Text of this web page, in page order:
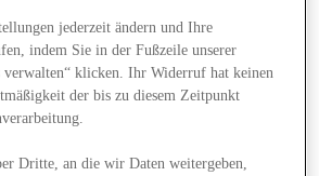
jederzeit ändern und Ihre
indem Sie in der Fußzeile unserer
verwalten“ klicken. Ihr Widerruf hat keinen
der bis zu diesem Zeitpunkt
Dritte, an die wir Daten weitergeben,